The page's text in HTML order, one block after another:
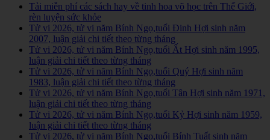
Tải miễn phí các sách hay về tinh hoa võ học trên Thế Giới,
rèn luyện sức khỏe
Tử vi 2026, tử vi năm Bính Ngọ,tuổi Đinh Hợi sinh năm
2007, luận giải chi tiết theo từng tháng
Tử vi 2026, tử vi năm Bính Ngọ,tuổi Ất Hợi sinh năm 1995,
luận giải chi tiết theo từng tháng
Tử vi 2026, tử vi năm Bính Ngọ,tuổi Quý Hợi sinh năm
1983, luận giải chi tiết theo từng tháng
Tử vi 2026, tử vi năm Bính Ngọ,tuổi Tân Hợi sinh năm 1971,
luận giải chi tiết theo từng tháng
Tử vi 2026, tử vi năm Bính Ngọ,tuổi Kỷ Hợi sinh năm 1959,
luận giải chi tiết theo từng tháng
Tử vi 2026, tử vi năm Bính Ngọ,tuổi Bính Tuất sinh năm